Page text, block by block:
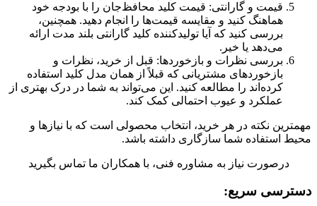
قیمت و گارانتی: قیمت کلید محافظ‌جان را با بودجه خود
هماهنگ کنید و مقایسه قیمت‌ها را انجام دهید. همچنین،
بررسی کنید که آیا تولیدکننده کلید گارانتی بلند مدت ارائه
می‌دهد یا خیر.
بررسی نظرات و بازخوردها: قبل از خرید، نظرات و
بازخوردهای مشتریانی که قبلاً از همان مدل کلید استفاده
کرده‌اند را مطالعه کنید. این می‌تواند به شما در درک بهتری از
عملکرد و عیوب احتمالی کمک کند.
مهمترین نکته در هر خرید، انتخاب محصولی است که با نیازها و
محیط استفاده شما سازگاری داشته باشد.
درصورت نیاز به مشاوره فنی، با همکاران ما تماس بگیرید
دسترسی سریع: